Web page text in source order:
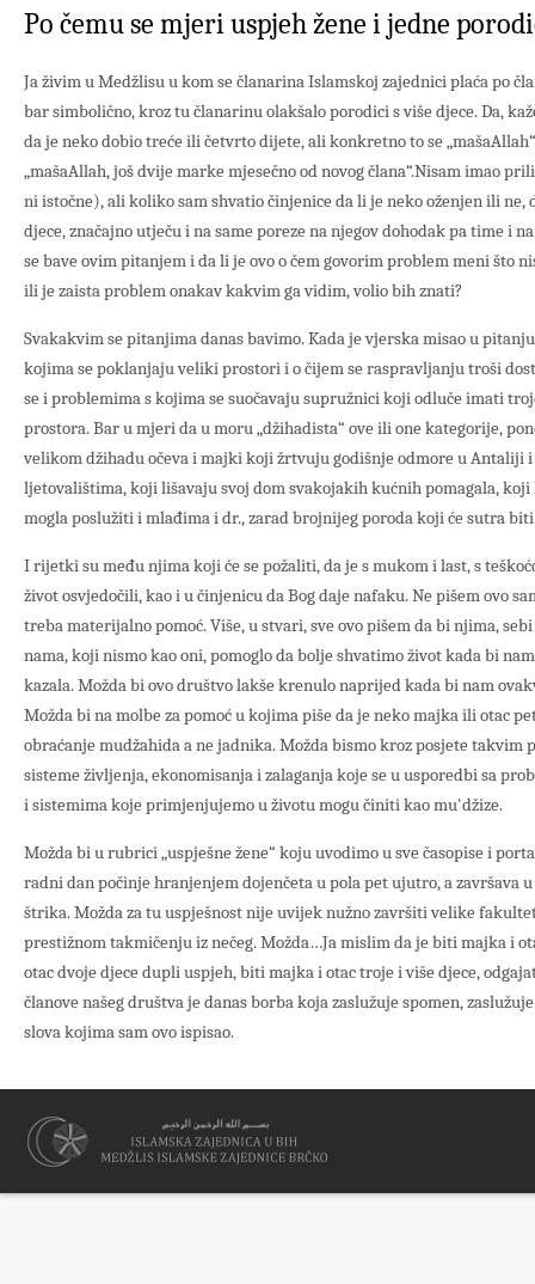
Po čemu se mjeri uspjeh žene i jedne
Ja živim u Medžlisu u kom se članarina Islamskoj zajednici plaća po
bar simbolično, kroz tu članarinu olakšalo porodici s više djece. Da,
da je neko dobio treće ili četvrto dijete, ali konkretno to se
„mašaAllah, još dvije marke mjesečno od novog člana“.Nisam imao
ni istočne), ali koliko sam shvatio činjenice da li je neko oženjen ili ne,
djece, značajno utječu i na same poreze na njegov dohodak pa time i
se bave ovim pitanjem i da li je ovo o čem govorim problem meni što
ili je zaista problem onakav kakvim ga vidim, volio bih znati?
Svakakvim se pitanjima danas bavimo. Kada je vjerska misao u
kojima se poklanjaju veliki prostori i o čijem se raspravljanju troši
se i problemima s kojima se suočavaju supružnici koji odluče imati
prostora. Bar u mjeri da u moru „džihadista“ ove ili one kategorije,
velikom džihadu očeva i majki koji žrtvuju godišnje odmore u Antaliji
ljetovalištima, koji lišavaju svoj dom svakojakih kućnih pomagala,
mogla poslužiti i mlađima i dr., zarad brojnijeg poroda koji će sutra
I rijetki su među njima koji će se požaliti, da je s mukom i last, s
život osvjedočili, kao i u činjenicu da Bog daje nafaku. Ne pišem ovo
treba materijalno pomoć. Više, u stvari, sve ovo pišem da bi njima,
nama, koji nismo kao oni, pomoglo da bolje shvatimo život kada bi
kazala. Možda bi ovo društvo lakše krenulo naprijed kada bi nam
Možda bi na molbe za pomoć u kojima piše da je neko majka ili otac
obraćanje mudžahida a ne jadnika. Možda bismo kroz posjete
sisteme življenja, ekonomisanja i zalaganja koje se u usporedbi sa
i sistemima koje primjenjujemo u životu mogu činiti kao mu'džize.
Možda bi u rubrici „uspješne žene“ koju uvodimo u sve časopise i
radni dan počinje hranjenjem dojenčeta u pola pet ujutro, a završava
štrika. Možda za tu uspješnost nije uvijek nužno završiti velike
prestižnom takmičenju iz nečeg. Možda…Ja mislim da je biti majka i
otac dvoje djece dupli uspjeh, biti majka i otac troje i više djece,
članove našeg društva je danas borba koja zaslužuje spomen,
slova kojima sam ovo ispisao.